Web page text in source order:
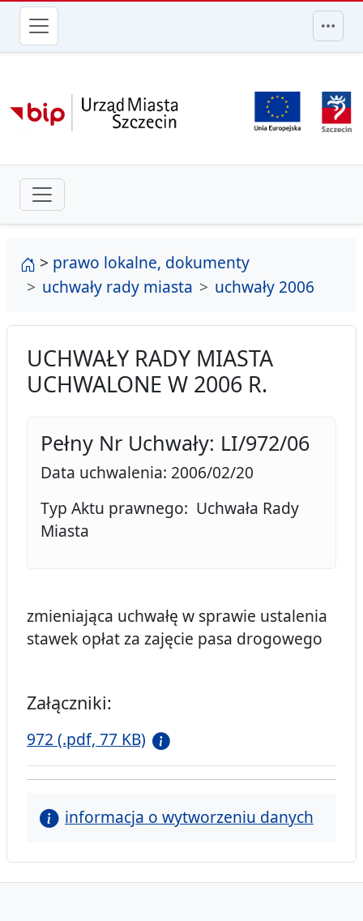
przejdź do głównego menu
strona główna
> prawo lokalne, dokumenty
uchwały rady miasta
uchwały 2006
UCHWAŁY RADY MIASTA
UCHWALONE W 2006 R.
Pełny Nr Uchwały: LI/972/06
Data uchwalenia: 2006/02/20
Typ Aktu prawnego: Uchwała Rady
Miasta
zmieniająca uchwałę w sprawie ustalenia
stawek opłat za zajęcie pasa drogowego
Załączniki:
972 (.pdf, 77 KB)
informacja o wytworzeniu danych